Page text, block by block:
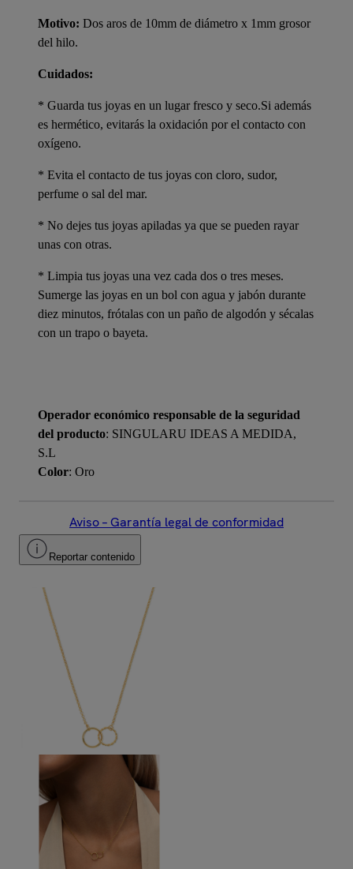
Motivo: Dos aros de 10mm de diámetro x 1mm grosor
del hilo.
Cuidados:
* Guarda tus joyas en un lugar fresco y seco.Si además
es hermético, evitarás la oxidación por el contacto con
oxígeno.
* Evita el contacto de tus joyas con cloro, sudor,
perfume o sal del mar.
* No dejes tus joyas apiladas ya que se pueden rayar
unas con otras.
* Limpia tus joyas una vez cada dos o tres meses.
Sumerge las joyas en un bol con agua y jabón durante
diez minutos, frótalas con un paño de algodón y sécalas
con un trapo o bayeta.
Operador económico responsable de la seguridad
del producto: SINGULARU IDEAS A MEDIDA,
S.L
Color: Oro
Aviso – Garantía legal de conformidad
Reportar contenido